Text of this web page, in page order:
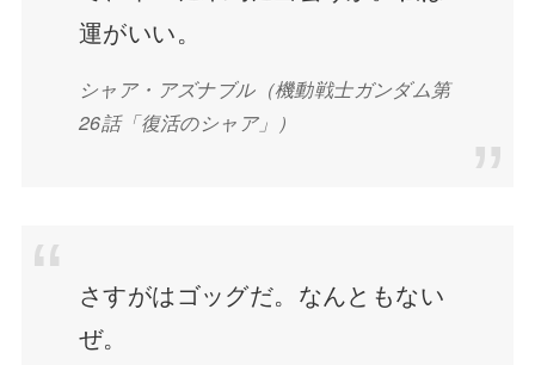
運がいい。
シャア・アズナブル（機動戦士ガンダム第
26話「復活のシャア」）
さすがはゴッグだ。なんともない
ぜ。